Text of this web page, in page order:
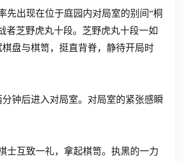
先出现在位于庭园内对局室的别间“桐
者芝野虎丸十段。芝野虎丸十段一如
盘与棋笥，挺直背脊，静待开局时
钟后进入对局室。对局室的紧张感瞬
士互致一礼，拿起棋笥。执黑的一力